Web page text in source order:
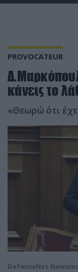
PROVOCATEUR
κάνεις το
«Θεωρώ ότι
DefenceNet